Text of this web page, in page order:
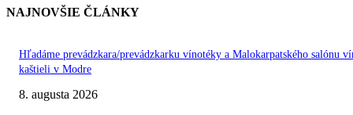
NAJNOVŠIE ČLÁNKY
Hľadáme prevádzkara/prevádzkarku vínotéky a Malokarpatského salónu
kaštieli v Modre
8. augusta 2026